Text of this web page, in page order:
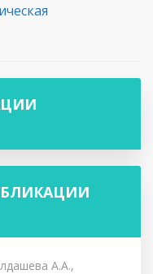
А.А.,